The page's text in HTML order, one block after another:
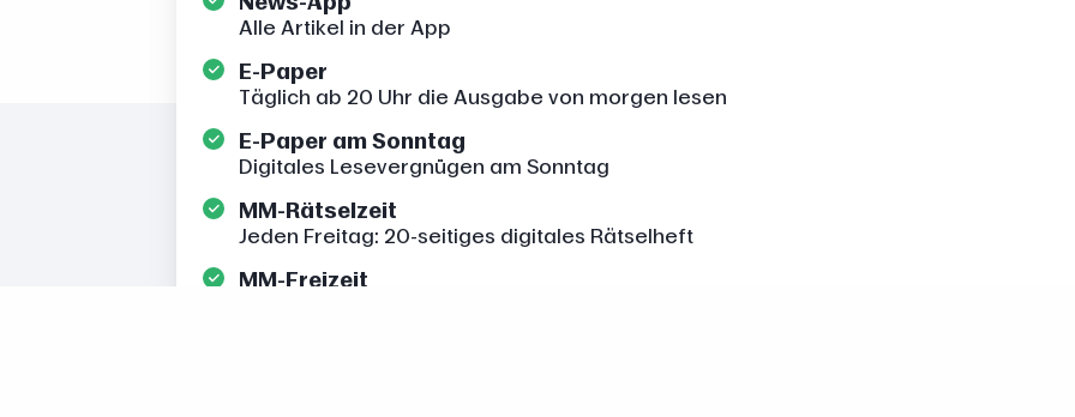
Alle Artikel in der App
E-Paper
Täglich ab 20 Uhr die Ausgabe von morgen lesen
E-Paper am Sonntag
Digitales Lesevergnügen am Sonntag
MM-Rätselzeit
Jeden Freitag: 20-seitiges digitales Rätselheft
MM-Freizeit